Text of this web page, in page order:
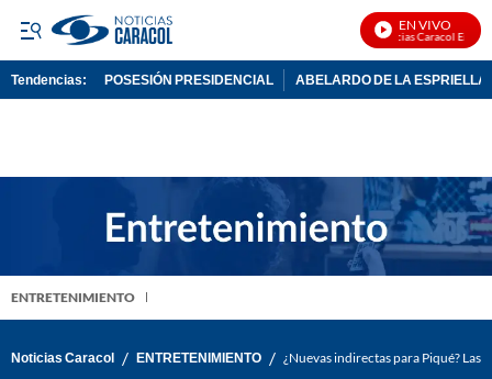
EN VIVO
Noticias Caracol En Vivo
Tendencias: POSESIÓN PRESIDENCIAL ABELARDO DE LA ESPRIELLA
ENTRETENIMIENTO
Noticias Caracol / ENTRETENIMIENTO / ¿Nuevas indirectas para Piqué? Las